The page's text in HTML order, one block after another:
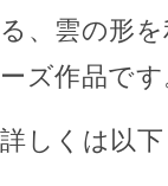
る、雲の形
ーズ作品です
詳しくは以下